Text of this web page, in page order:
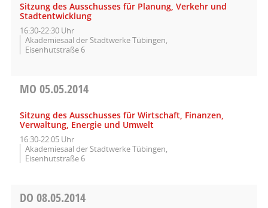
Sitzung des Ausschusses für Planung, Verkehr und
Stadtentwicklung
16:30-22:30 Uhr
Akademiesaal der Stadtwerke Tübingen,
Eisenhutstraße 6
MO 05.05.2014
Sitzung des Ausschusses für Wirtschaft, Finanzen,
Verwaltung, Energie und Umwelt
16:30-22:05 Uhr
Akademiesaal der Stadtwerke Tübingen,
Eisenhutstraße 6
DO 08.05.2014